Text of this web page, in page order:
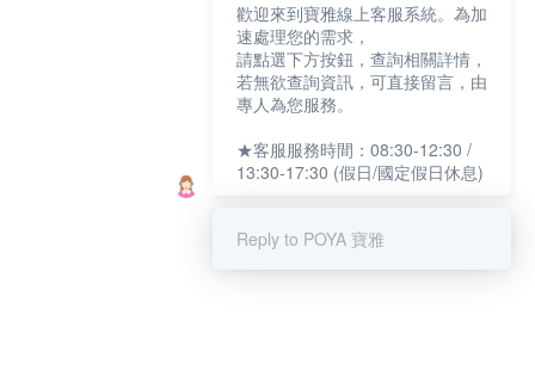
歡迎來到寶雅線上客服系統。為加
速處理您的需求，
請點選下方按鈕，查詢相關詳情，
若無欲查詢資訊，可直接留言，由
專人為您服務。
★客服服務時間：08:30-12:30 /
13:30-17:30 (假日/國定假日休息)
Reply to POYA 寶雅